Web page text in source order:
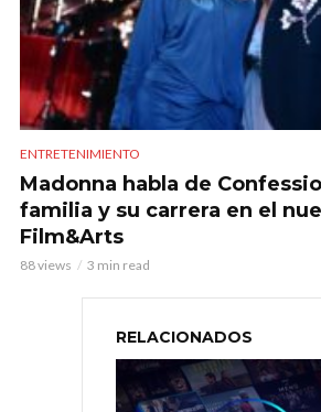
ENTRETENIMIENTO
Madonna habla de
familia y su carrera en el
Film&Arts
88 views 3 min read
RELACIONADOS